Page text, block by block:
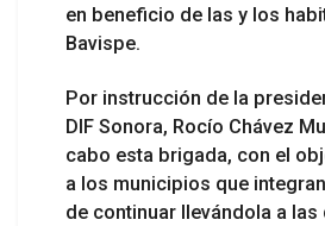
en beneficio de las y los
Bavispe.
Por instrucción de la
DIF Sonora, Rocío Chávez
cabo esta brigada, con el
a los municipios que
de continuar llevándola a